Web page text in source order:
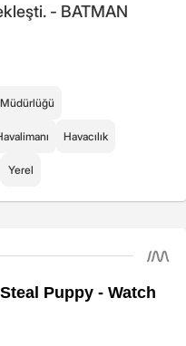
- BATMAN
Havacılık
Yerel